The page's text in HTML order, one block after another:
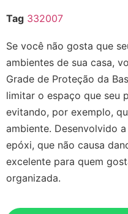
Tag 332007
Se você não gosta que
ambientes de sua casa,
Grade de Proteção da
limitar o espaço que seu
evitando, por exemplo,
ambiente. Desenvolvido
epóxi, que não causa
excelente para quem
organizada.